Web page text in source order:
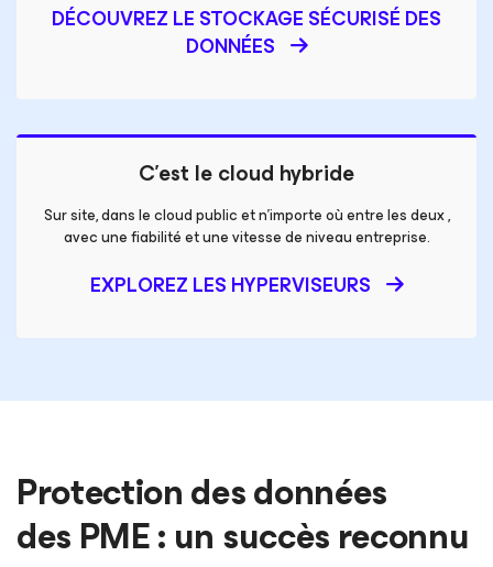
DÉCOUVREZ LE STOCKAGE SÉCURISÉ DES
DONNÉES
C’est le cloud hybride
Sur site, dans le cloud public et n’importe où entre les deux ,
avec une fiabilité et une vitesse de niveau entreprise.
EXPLOREZ LES HYPERVISEURS
Protection des données
des PME : un succès reconnu